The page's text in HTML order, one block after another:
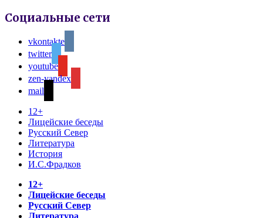
Социальные сети
vkontakte
twitter
youtube
zen-yandex
mail
12+
Лицейские беседы
Русский Север
Литература
История
И.С.Фрадков
12+
Лицейские беседы
Русский Север